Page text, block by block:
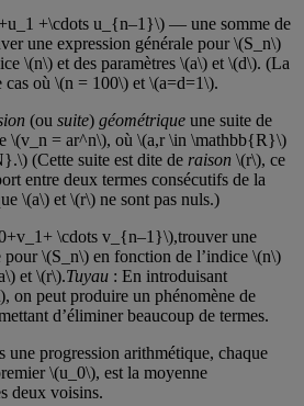
+\cdots u_{n–1}\) — une somme de
une expression générale pour \(S_n\)
\(n\) et des paramètres \(a\) et \(d\). (La
cas où \(n = 100\) et \(a=d=1\).
(ou suite) géométrique une suite de
\(v_n = ar^n\), où \(a,r \in \mathbb{R}\)
(Cette suite est dite de raison \(r\), ce
entre deux termes consécutifs de la
\(a\) et \(r\) ne sont pas nuls.)
\cdots v_{n–1}\),trouver une
pour \(S_n\) en fonction de l’indice \(n\)
et \(r\).Tuyau : En introduisant
on peut produire un phénomène de
d’éliminer beaucoup de termes.
une progression arithmétique, chaque
\(u_0\), est la moyenne
deux voisins.